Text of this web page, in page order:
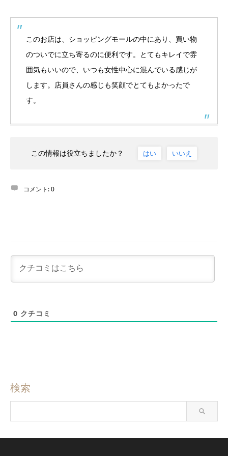
このお店は、ショッピングモールの中にあり、買い物
のついでに立ち寄るのに便利です。とてもキレイで雰
囲気もいいので、いつも女性中心に混んでいる感じが
します。店員さんの感じも笑顔でとてもよかったで
す。
この情報は役立ちましたか？ はい いいえ
コメント:0
0 クチコミ
検索